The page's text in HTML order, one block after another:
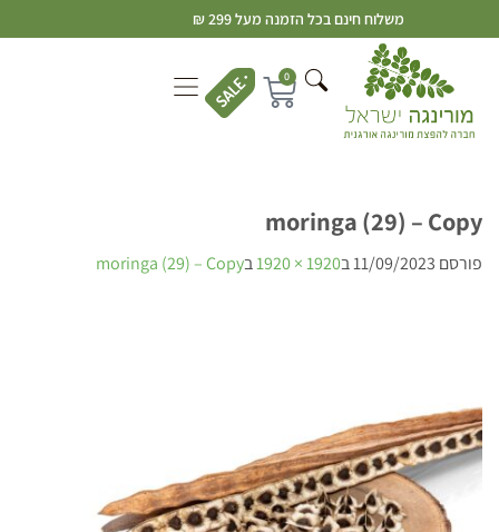
משלוח חינם בכל הזמנה מעל 299 ₪
0
moringa (29) – Copy
פורסם 11/09/2023ב1920 × 1920 בmoringa (29) – Copy